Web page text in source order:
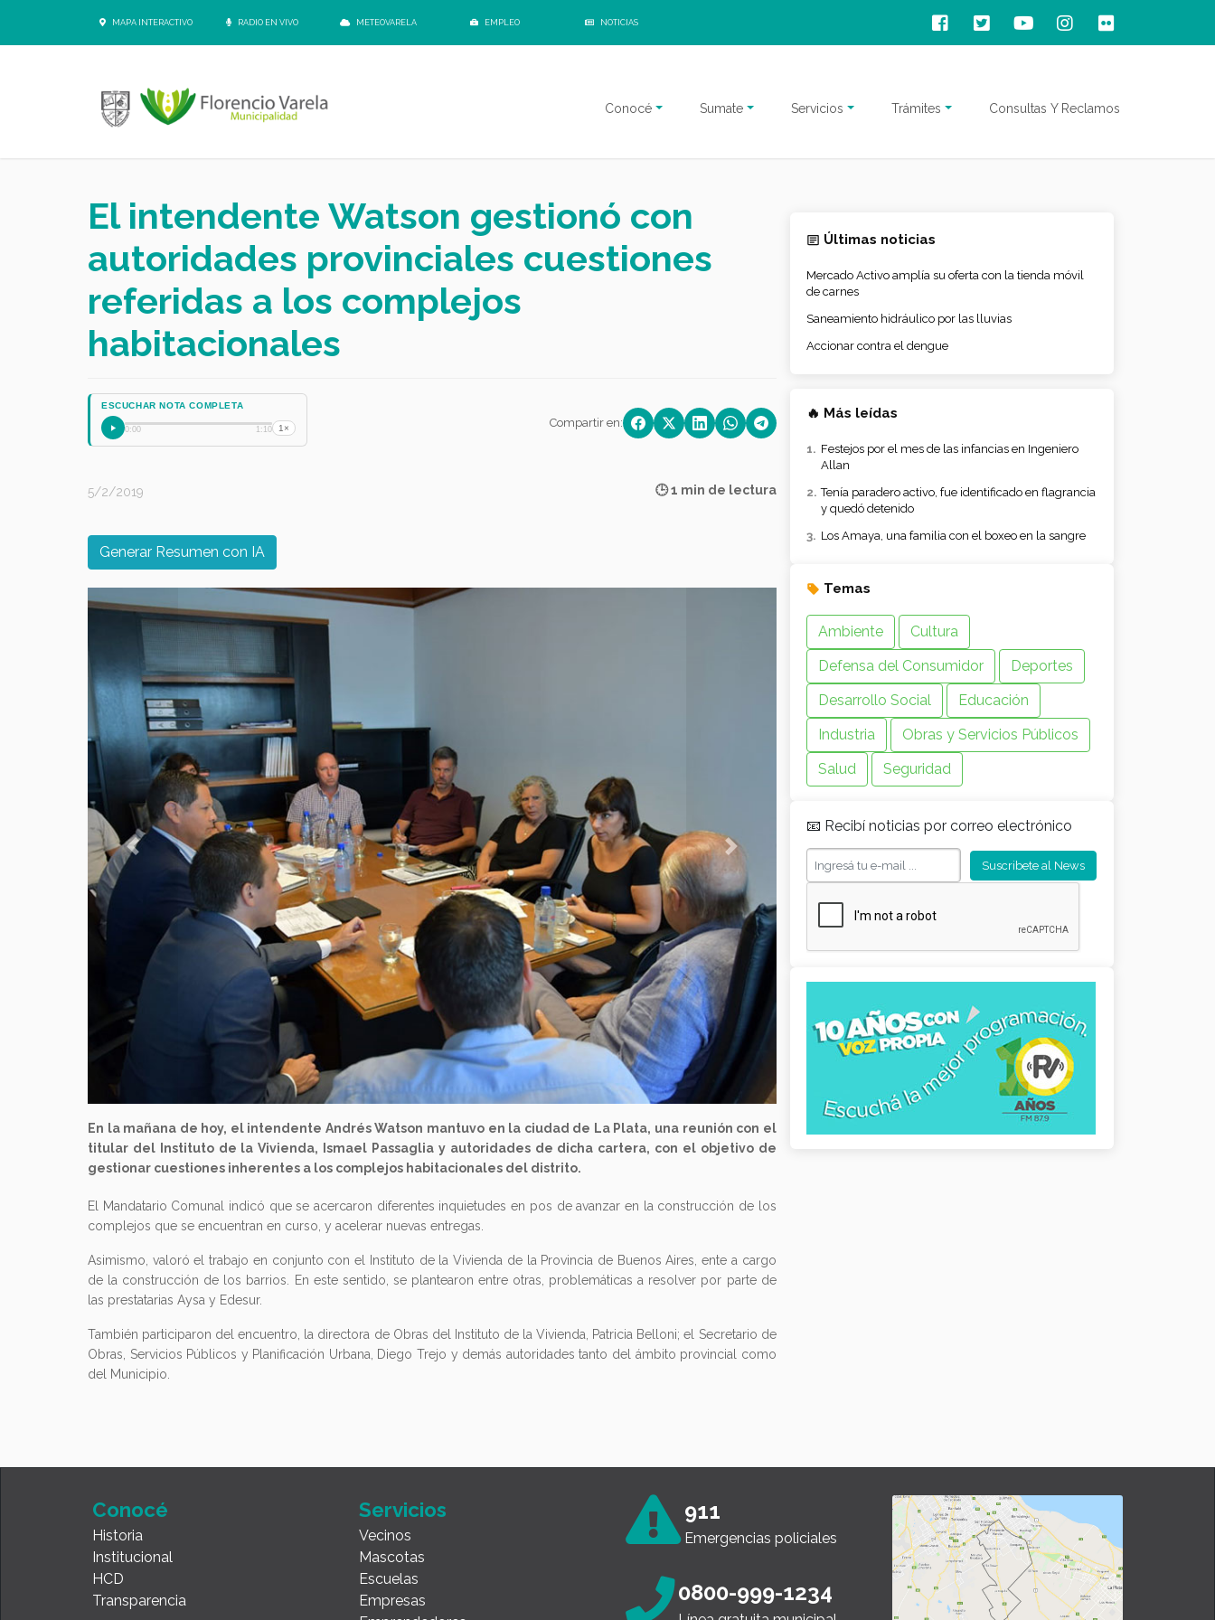
MAPA INTERACTIVO RADIO EN VIVO METEOVARELA EMPLEO NOTICIAS
Conocé Sumate Servicios Trámites Consultas Y Reclamos
El intendente Watson gestionó con
autoridades provinciales cuestiones
referidas a los complejos
habitacionales
ESCUCHAR NOTA COMPLETA
0:00 1:10 1× Compartir en:
5/2/2019 🕒 1 min de lectura
Generar Resumen con IA
Previous Next
En la mañana de hoy, el intendente Andrés Watson mantuvo en la ciudad de La Plata, una reunión con el
titular del Instituto de la Vivienda, Ismael Passaglia y autoridades de dicha cartera, con el objetivo de
gestionar cuestiones inherentes a los complejos habitacionales del distrito.
El Mandatario Comunal indicó que se acercaron diferentes inquietudes en pos de avanzar en la construcción de los
complejos que se encuentran en curso, y acelerar nuevas entregas.
Asimismo, valoró el trabajo en conjunto con el Instituto de la Vivienda de la Provincia de Buenos Aires, ente a cargo
de la construcción de los barrios. En este sentido, se plantearon entre otras, problemáticas a resolver por parte de
las prestatarias Aysa y Edesur.
También participaron del encuentro, la directora de Obras del Instituto de la Vivienda, Patricia Belloni; el Secretario de
Obras, Servicios Públicos y Planificación Urbana, Diego Trejo y demás autoridades tanto del ámbito provincial como
del Municipio.
Últimas noticias
Mercado Activo amplía su oferta con la tienda móvil
de carnes
Saneamiento hidráulico por las lluvias
Accionar contra el dengue
🔥 Más leídas
Festejos por el mes de las infancias en Ingeniero
Allan
Tenía paradero activo, fue identificado en flagrancia
y quedó detenido
Los Amaya, una familia con el boxeo en la sangre
Temas
Ambiente
Cultura
Defensa del Consumidor
Deportes
Desarrollo Social
Educación
Industria
Obras y Servicios Públicos
Salud
Seguridad
📧 Recibí noticias por correo electrónico
Conocé
Historia
Institucional
HCD
Transparencia
Servicios
Vecinos
Mascotas
Escuelas
Empresas
911
Emergencias policiales
0800-999-1234